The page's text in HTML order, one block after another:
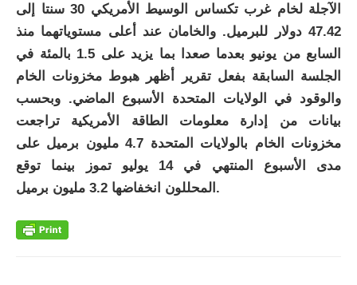
الآجلة لخام غرب تكساس الوسيط الأمريكي 30 سنتا إلى
47.42 دولار للبرميل. والخامان عند أعلى مستوياتهما منذ
السابع من يونيو بعدما صعدا بما يزيد على 1.5 بالمئة في
الجلسة السابقة بفعل تقرير أظهر هبوط مخزونات الخام
والوقود في الولايات المتحدة الأسبوع الماضي. وبحسب
بيانات من إدارة معلومات الطاقة الأمريكية تراجعت
مخزونات الخام بالولايات المتحدة 4.7 مليون برميل على
مدى الأسبوع المنتهي في 14 يوليو تموز بينما توقع
المحللون انخفاضها 3.2 مليون برميل.